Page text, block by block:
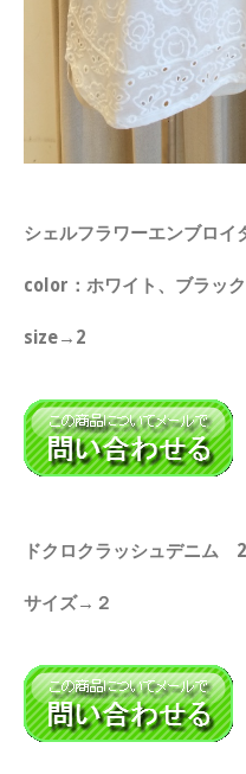
シェルフラワーエンブロ
color：ホワイト、ブラック
size→2
ドクロクラッシュデニム
サイズ→２